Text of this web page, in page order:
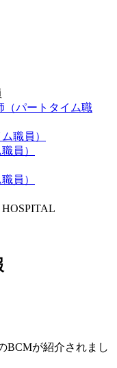
（パートタイム職
職員）
員）
員）
BCMが紹介されまし